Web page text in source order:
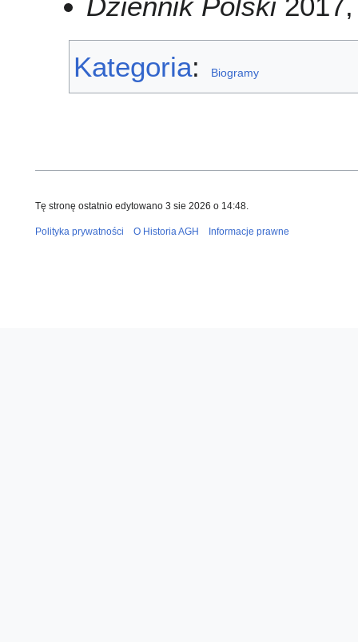
Kategoria: Biogramy
Tę stronę ostatnio edytowano 3 sie 2026 o 14:48.
Polityka prywatności O Historia AGH Informacje prawne